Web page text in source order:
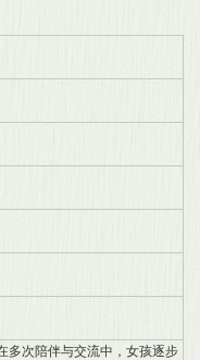
多次陪伴与交流中，女孩逐步